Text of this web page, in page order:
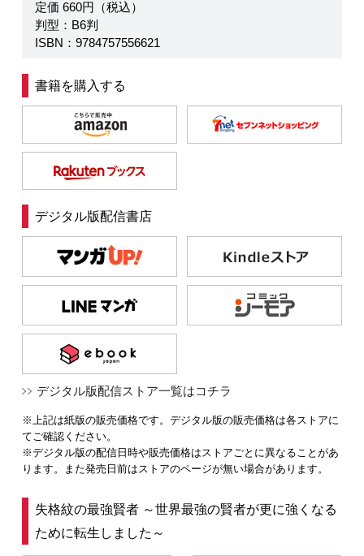
定価 660円（税込）
判型：B6判
ISBN：9784757556621
書籍を購入する
デジタル版配信書店
デジタル版配信ストア一覧はコチラ
※上記は紙版の販売価格です。デジタル版の販売価格は各ストアに
てご確認ください。
※デジタル版の配信日時や販売価格はストアごとに異なることがあ
ります。また発売日前はストアのページが無い場合があります。
失格紋の最強賢者 ～世界最強の賢者が更に強くなる
ために転生しました～